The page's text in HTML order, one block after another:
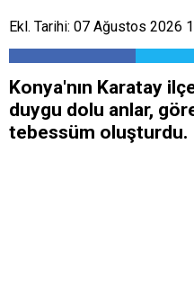
Ekl. Tarihi: 07 Ağustos 2026
Konya'nın Karatay
duygu dolu anlar,
tebessüm oluşturdu.